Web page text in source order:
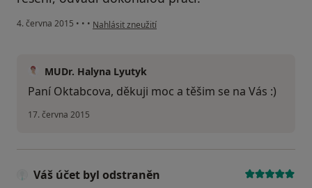
4. června 2015 • • • podle názoru uživatele Váš účet byl odstraněn
Nahlásit zneužití
MUDr. Halyna Lyutyk
Paní Oktabcova, děkuji moc a těšim se na Vás :)
17. června 2015
Váš účet byl odstraněn